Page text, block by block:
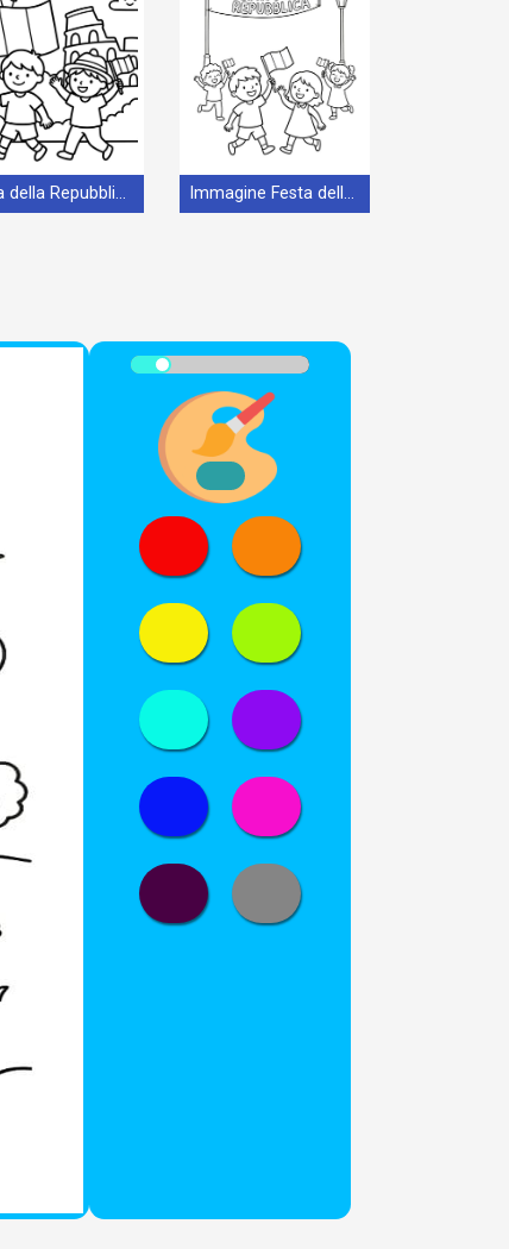
Festa della Repubblica da Stampare Immagine Festa della Repubblica